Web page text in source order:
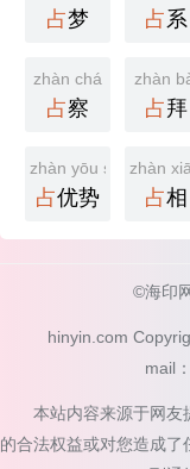
占梦 占系
zhàn chá
占察
zhàn
占拜
zhàn yōu shì
占优势
zhàn
占相
©海印
hinyin.com
mail
本站内容来源于网友
的合法权益或对您造成